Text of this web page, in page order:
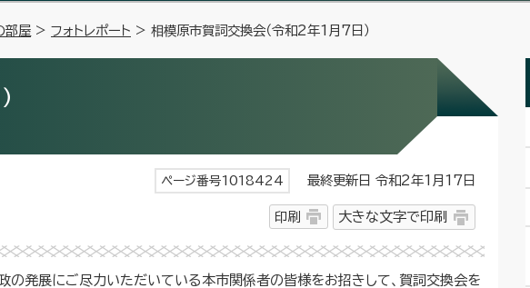
部屋 > フォトレポート > 相模原市賀詞交換会（令和2年1月7日）
ページ番号1018424 最終更新日 令和2年1月17日
印刷 大きな文字で印刷
の発展にご尽力いただいている本市関係者の皆様をお招きして、賀詞交換会を